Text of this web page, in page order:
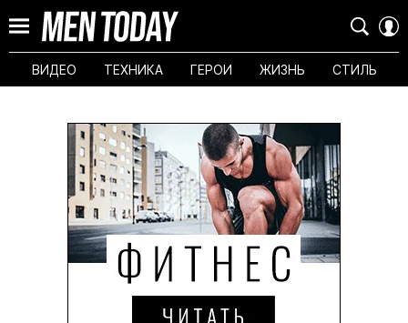
ВИДЕО ТЕХНИКА ГЕРОИ ЖИЗНЬ СТИЛЬ